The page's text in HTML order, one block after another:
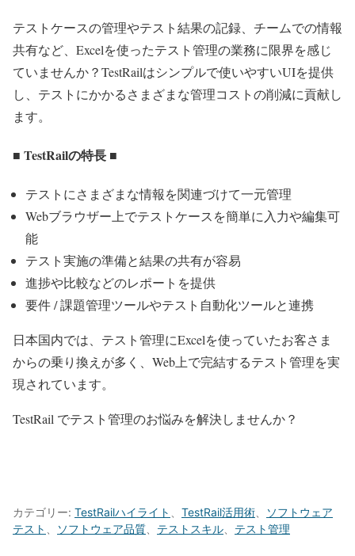
テストケースの管理やテスト結果の記録、チームでの情報
共有など、Excelを使ったテスト管理の業務に限界を感じ
ていませんか？TestRailはシンプルで使いやすいUIを提供
し、テストにかかるさまざまな管理コストの削減に貢献し
ます。
■ TestRailの特長 ■
テストにさまざまな情報を関連づけて一元管理
Webブラウザー上でテストケースを簡単に入力や編集可
能
テスト実施の準備と結果の共有が容易
進捗や比較などのレポートを提供
要件 / 課題管理ツールやテスト自動化ツールと連携
日本国内では、テスト管理にExcelを使っていたお客さま
からの乗り換えが多く、Web上で完結するテスト管理を実
現されています。
TestRail でテスト管理のお悩みを解決しませんか？
カテゴリー: TestRailハイライト TestRail活用術
ソフトウェア
テスト
ソフトウェア品質 テストスキル テスト管理